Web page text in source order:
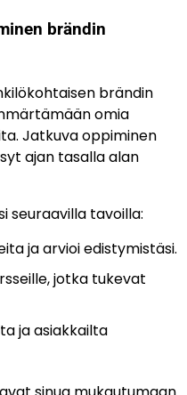
brändin
brändin
omia
Jatkuva oppiminen
ajan tasalla alan
seuraavilla tavoilla:
ja arvioi edistymistäsi.
jotka tukevat
ja asiakkailta